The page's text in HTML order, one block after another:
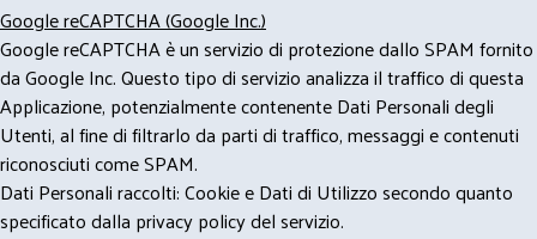
Google reCAPTCHA (Google Inc.)
Google reCAPTCHA è un servizio di protezione dallo SPAM fornito
da Google Inc. Questo tipo di servizio analizza il traffico di questa
Applicazione, potenzialmente contenente Dati Personali degli
Utenti, al fine di filtrarlo da parti di traffico, messaggi e contenuti
riconosciuti come SPAM.
Dati Personali raccolti: Cookie e Dati di Utilizzo secondo quanto
specificato dalla privacy policy del servizio.